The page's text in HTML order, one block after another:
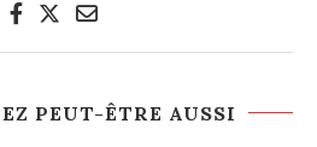
PEUT-ÊTRE AUSSI